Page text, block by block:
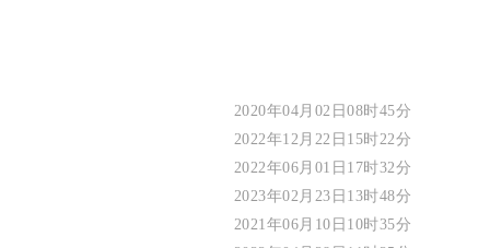
2020年04月02日08时45分
2022年12月22日15时22分
2022年06月01日17时32分
2023年02月23日13时48分
2021年06月10日10时35分